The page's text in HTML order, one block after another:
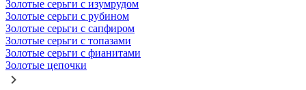
Золотые серьги с изумрудом
Золотые серьги с рубином
Золотые серьги с сапфиром
Золотые серьги с топазами
Золотые серьги с фианитами
Золотые цепочки